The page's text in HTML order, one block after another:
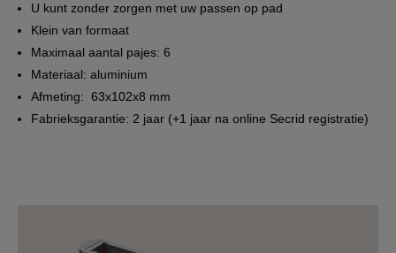
U kunt zonder zorgen met uw passen op pad
Klein van formaat
Maximaal aantal pajes: 6
Materiaal: aluminium
Afmeting: 63x102x8 mm
Fabrieksgarantie: 2 jaar (+1 jaar na online Secrid registratie)